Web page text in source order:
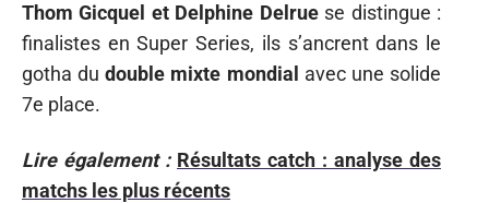
Thom Gicquel et Delphine Delruese distingue :
finalistes en Super Series, ils s’ancrent dans le
gotha dudouble mixte mondial avec une solide
7e place.
Lire également : Résultats catch : analyse des
matchs les plus récents